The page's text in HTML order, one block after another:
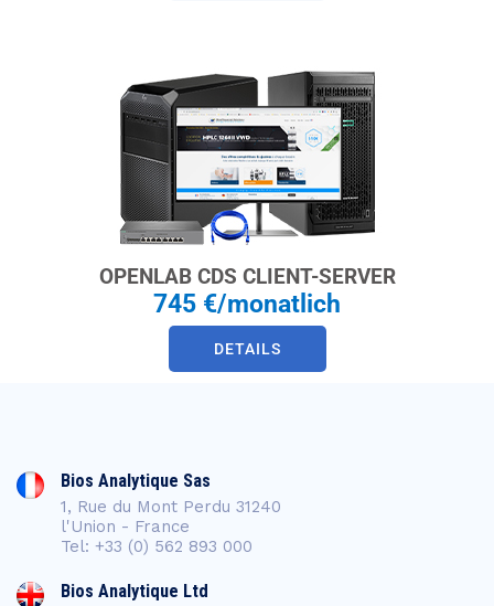
OPENLAB CDS CLIENT-SERVER
745 €/monatlich
DETAILS
Bios Analytique Sas
1, Rue du Mont Perdu 31240
l'Union - France
Tel: +33 (0) 562 893 000
Bios Analytique Ltd